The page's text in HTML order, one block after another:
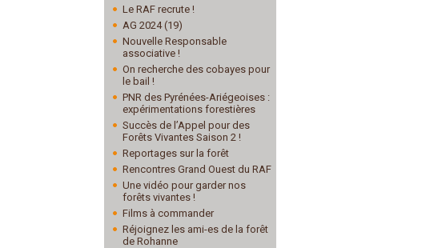
Le RAF recrute !
AG 2024 (19)
Nouvelle Responsable
associative !
On recherche des cobayes pour
le bail !
PNR des Pyrénées-Ariégeoises :
expérimentations forestières
Succès de l’Appel pour des
Forêts Vivantes Saison 2 !
Reportages sur la forêt
Rencontres Grand Ouest du RAF
Une vidéo pour garder nos
forêts vivantes !
Films à commander
Réjoignez les ami-es de la forêt
de Rohanne